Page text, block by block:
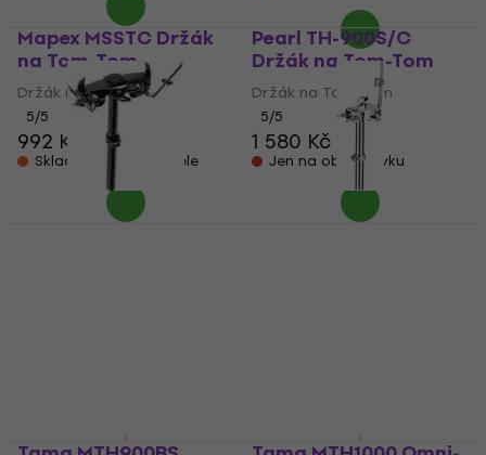
Mapex MSSTC Držák
na Tom-Tom
Držák na Tom-Tom
5/5
992 Kč 1 099 Kč
Skladem u dodavatele
Pearl TH-900S/C
Držák na Tom-Tom
Držák na Tom-Tom
5/5
1 580 Kč
Jen na objednávku